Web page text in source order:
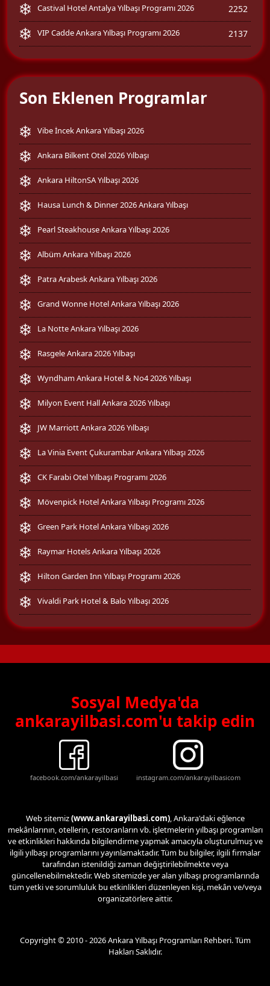
Castival Hotel Antalya Yılbaşı Programı 2026 2252
VIP Cadde Ankara Yılbaşı Programı 2026 2137
Son Eklenen Programlar
Vibe İncek Ankara Yılbaşı 2026
Ankara Bilkent Otel 2026 Yılbaşı
Ankara HiltonSA Yılbaşı 2026
Hausa Lunch & Dinner 2026 Ankara Yılbaşı
Pearl Steakhouse Ankara Yılbaşı 2026
Albüm Ankara Yılbaşı 2026
Patra Arabesk Ankara Yılbaşı 2026
Grand Wonne Hotel Ankara Yılbaşı 2026
La Notte Ankara Yılbaşı 2026
Rasgele Ankara 2026 Yılbaşı
Wyndham Ankara Hotel & No4 2026 Yılbaşı
Milyon Event Hall Ankara 2026 Yılbaşı
JW Marriott Ankara 2026 Yılbaşı
La Vinia Event Çukurambar Ankara Yılbaşı 2026
CK Farabi Otel Yılbaşı Programı 2026
Mövenpick Hotel Ankara Yılbaşı Programı 2026
Green Park Hotel Ankara Yılbaşı 2026
Raymar Hotels Ankara Yılbaşı 2026
Hilton Garden Inn Yılbaşı Programı 2026
Vivaldi Park Hotel & Balo Yılbaşı 2026
Sosyal Medya'da
ankarayilbasi.com'u takip edin
facebook.com/ankarayilbasi instagram.com/ankarayilbasicom
Web sitemiz(www.ankarayilbasi.com), Ankara'daki eğlence
mekânlarının, otellerin, restoranların vb. işletmelerin yılbaşı programları
ve etkinlikleri hakkında bilgilendirme yapmak amacıyla oluşturulmuş ve
ilgili yılbaşı programlarını yayınlamaktadır. Tüm bu bilgiler, ilgili firmalar
tarafından istenildiği zaman değiştirilebilmekte veya
güncellenebilmektedir. Web sitemizde yer alan yılbaşı programlarında
tüm yetki ve sorumluluk bu etkinlikleri düzenleyen kişi, mekân ve/veya
organizatörlere aittir.
Copyright © 2010 - 2026 Ankara Yılbaşı Programları Rehberi. Tüm
Hakları Saklıdır.